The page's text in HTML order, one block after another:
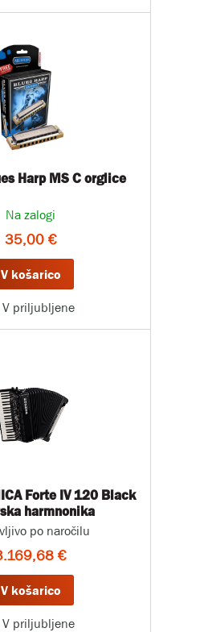
Harp MS C orglice
Na zalogi
35,00 €
V košarico
V priljubljene
Forte IV 120 Black
harmnonika
po naročilu
€
V košarico
V priljubljene